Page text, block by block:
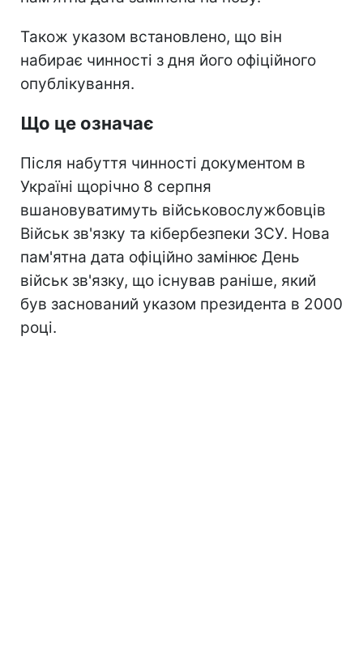
Також указом встановлено, що він
набирає чинності з дня його офіційного
опублікування.
Що це означає
Після набуття чинності документом в
Україні щорічно 8 серпня
вшановуватимуть військовослужбовців
Військ зв'язку та кібербезпеки ЗСУ. Нова
пам'ятна дата офіційно замінює День
військ зв'язку, що існував раніше, який
був заснований указом президента в 2000
році.